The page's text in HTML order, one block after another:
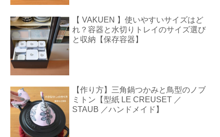
【 VAKUEN 】使いやすいサイズはど
れ？容器と水切りトレイのサイズ選び
と収納【保存容器】
【作り方】三角鍋つかみと鳥型のノブ
ミトン【型紙 LE CREUSET ／
STAUB ／ハンドメイド】